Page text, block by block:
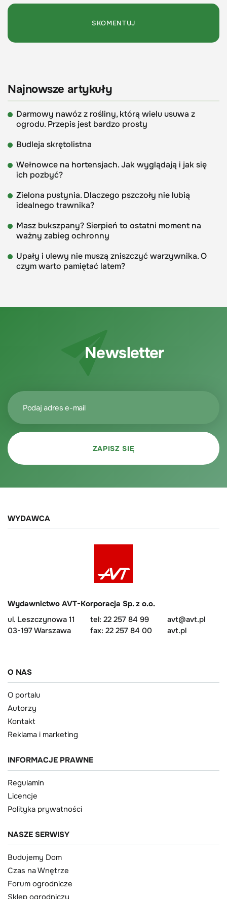
Najnowsze artykuły
Darmowy nawóz z rośliny, którą wielu usuwa z
ogrodu. Przepis jest bardzo prosty
Budleja skrętolistna
Wełnowce na hortensjach. Jak wyglądają i jak się
ich pozbyć?
Zielona pustynia. Dlaczego pszczoły nie lubią
idealnego trawnika?
Masz bukszpany? Sierpień to ostatni moment na
ważny zabieg ochronny
Upały i ulewy nie muszą zniszczyć warzywnika. O
czym warto pamiętać latem?
Newsletter
WYDAWCA
Wydawnictwo AVT-Korporacja Sp. z o.o.
ul. Leszczynowa 11
03-197 Warszawa
tel: 22 257 84 99
fax: 22 257 84 00
avt@avt.pl
avt.pl
O NAS
O portalu
Autorzy
Kontakt
Reklama i marketing
INFORMACJE PRAWNE
Regulamin
Licencje
Polityka prywatności
NASZE SERWISY
Budujemy Dom
Czas na Wnętrze
Forum ogrodnicze